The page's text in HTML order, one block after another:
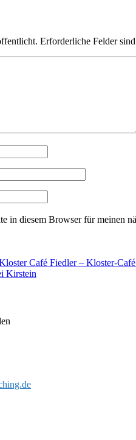
Erforderliche Felder
in diesem Browser für meinen
Café Fiedler – Kloster-
Kirstein